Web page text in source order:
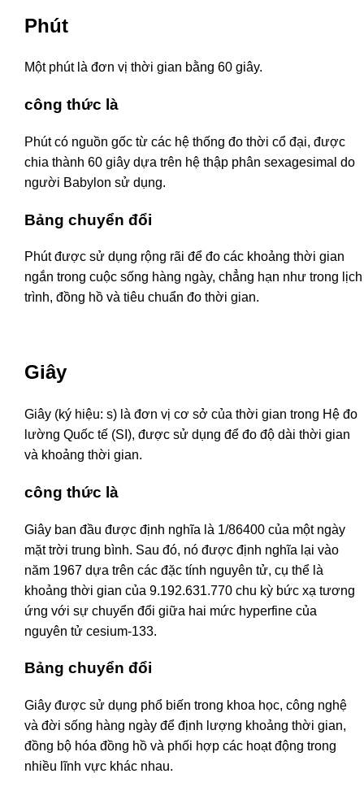
Phút
Một phút là đơn vị thời gian bằng 60 giây.
công thức là
Phút có nguồn gốc từ các hệ thống đo thời cổ đại, được
chia thành 60 giây dựa trên hệ thập phân sexagesimal do
người Babylon sử dụng.
Bảng chuyển đổi
Phút được sử dụng rộng rãi để đo các khoảng thời gian
ngắn trong cuộc sống hàng ngày, chẳng hạn như trong lịch
trình, đồng hồ và tiêu chuẩn đo thời gian.
Giây
Giây (ký hiệu: s) là đơn vị cơ sở của thời gian trong Hệ đo
lường Quốc tế (SI), được sử dụng để đo độ dài thời gian
và khoảng thời gian.
công thức là
Giây ban đầu được định nghĩa là 1/86400 của một ngày
mặt trời trung bình. Sau đó, nó được định nghĩa lại vào
năm 1967 dựa trên các đặc tính nguyên tử, cụ thể là
khoảng thời gian của 9.192.631.770 chu kỳ bức xạ tương
ứng với sự chuyển đổi giữa hai mức hyperfine của
nguyên tử cesium-133.
Bảng chuyển đổi
Giây được sử dụng phổ biến trong khoa học, công nghệ
và đời sống hàng ngày để định lượng khoảng thời gian,
đồng bộ hóa đồng hồ và phối hợp các hoạt động trong
nhiều lĩnh vực khác nhau.